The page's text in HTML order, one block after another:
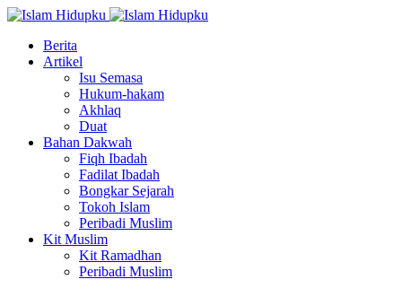
Berita
Artikel
Isu Semasa
Hukum-hakam
Akhlaq
Duat
Bahan Dakwah
Fiqh Ibadah
Fadilat Ibadah
Bongkar Sejarah
Tokoh Islam
Peribadi Muslim
Kit Muslim
Kit Ramadhan
Peribadi Muslim